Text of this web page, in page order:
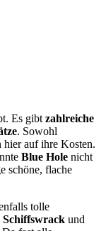
Es gibt zahlreiche
. Sowohl
hier auf ihre Kosten.
Blue Hole nicht
schöne, flache
tolle
Schiffswrack und